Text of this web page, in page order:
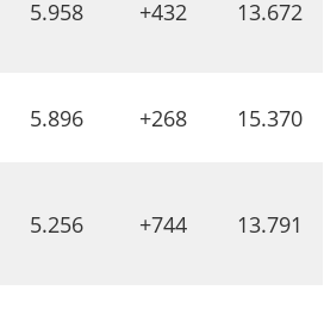
5.958 +432 13.672
5.896 +268 15.370
5.256 +744 13.791